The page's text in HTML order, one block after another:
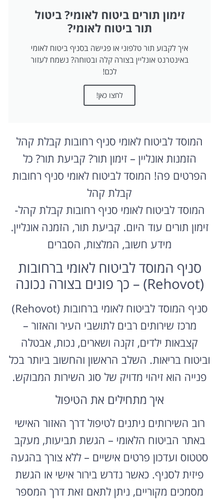
זימון תורים ביטוח לאומי? ביטול
תור ביטוח לאומי?
איך לקבוע תור טלפוני או פגישה בסניף ביטוח לאומי
באינטרנט אונליין בצורה קלה ובטוחה? נשמח לעזור
לכם!
לחצו כאן!
המוסד לביטוח לאומי סניף רחובות קבלת קהל
הזמנות אונליין – זימון תור? קביעת תור? כל
הפרטים פה! המוסד לביטוח לאומי סניף רחובות
קבלת קהל
המוסד לביטוח לאומי סניף רחובות קבלת קהל-
זימון תורים עוד היום. קביעת תור, הזמנה אונליין.
מידע חשוב, המלצות, הסברים
סניף המוסד לביטוח לאומי ברחובות
(Rehovot) – כך פונים בצורה נכונה
סניף המוסד לביטוח לאומי ברחובות (Rehovot)
מרכז שירותים רבים לתושבי העיר והאזור –
קצבאות ילדים, זקנה ושארים, נכות, אבטלה
וביטוח בריאות. השלב הראשון והחשוב ביותר בכל
פנייה הוא זיהוי מדויק של סוג השירות המבוקש.
איך מתחילים את הטיפול
רוב השירותים ניתנים לטיפול דרך האזור האישי
באתר הביטוח הלאומי – הגשת תביעות, מעקב
סטטוס ועדכון פרטים אישיים – ללא צורך בהגעה
פיזית לסניף. כאשר נדרש בירור אישי או הגשת
מסמכים מקוריים, ניתן לתאם זאת דרך המספר